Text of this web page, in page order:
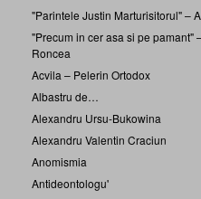
"Parintele Justin Marturisitorul" –
"Precum in cer asa si pe pamant"
Roncea
Acvila – Pelerin Ortodox
Albastru de…
Alexandru Ursu-Bukowina
Alexandru Valentin Craciun
Anomismia
Antideontologu'